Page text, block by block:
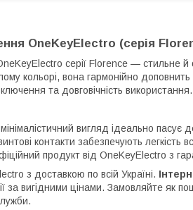
OneKeyElectro (серія
серії Florence — стильне й
кольорі, вона гармонійно
та довговічність використання.
мінімалістичний вигляд ідеально пасує
контакти забезпечують легкість
продукт від OneKeyElectro з
з доставкою по всій Україні.
за вигідними цінами. Замовляйте як